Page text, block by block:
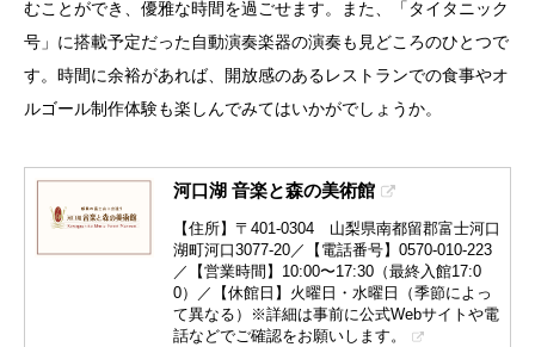
むことができ、優雅な時間を過ごせます。また、「タイタニック
号」に搭載予定だった自動演奏楽器の演奏も見どころのひとつで
す。時間に余裕があれば、開放感のあるレストランでの食事やオ
ルゴール制作体験も楽しんでみてはいかがでしょうか。
河口湖 音楽と森の美術館
【住所】〒401-0304 山梨県南都留郡富士河口
湖町河口3077-20／【電話番号】0570-010-223
／【営業時間】10:00〜17:30（最終入館17:0
0）／【休館日】火曜日・水曜日（季節によっ
て異なる）※詳細は事前に公式Webサイトや電
話などでご確認をお願いします。